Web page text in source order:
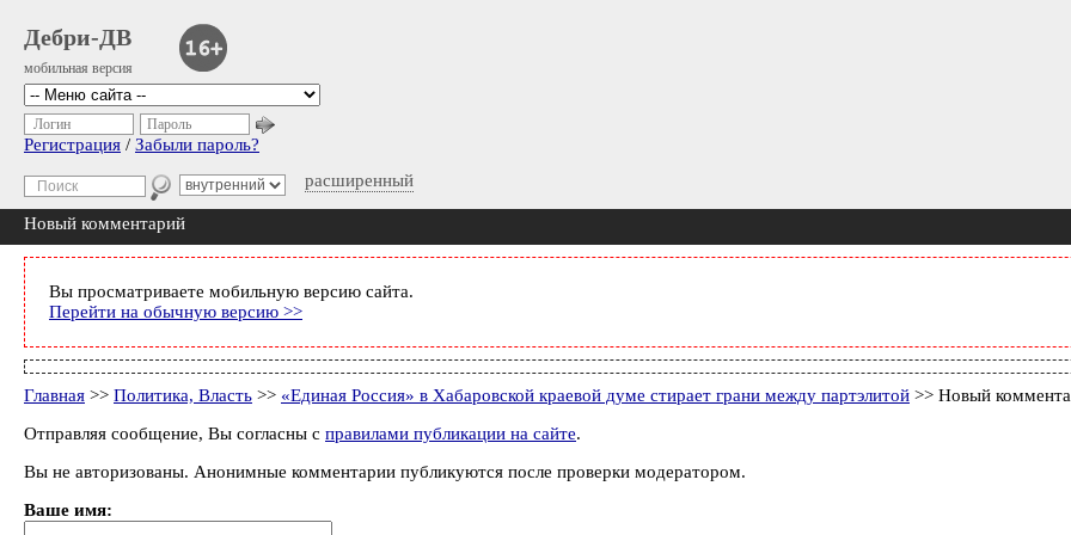
Дебри-ДВ
мобильная версия
расширенный
Логин Пароль
Регистрация / Забыли пароль?
Новый комментарий
Вы просматриваете мобильную версию сайта.
Перейти на обычную версию >>
Главная >> Политика, Власть >> «Единая Россия» в Хабаровской краевой думе стирает грани между партэлитой >> Новый
Отправляя сообщение, Вы согласны с правилами публикации на сайте.
Вы не авторизованы. Анонимные комментарии публикуются после проверки модератором.
Ваше имя: